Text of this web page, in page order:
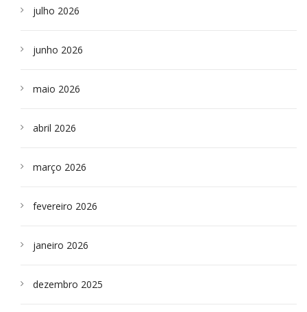
julho 2026
junho 2026
maio 2026
abril 2026
março 2026
fevereiro 2026
janeiro 2026
dezembro 2025